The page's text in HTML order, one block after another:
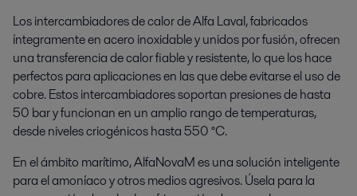
Los intercambiadores de calor de Alfa Laval, fabricados
íntegramente en acero inoxidable y unidos por fusión, ofrecen
una transferencia de calor fiable y resistente, lo que los hace
perfectos para aplicaciones en las que debe evitarse el uso de
cobre. Estos intercambiadores soportan presiones de hasta
50 bar y funcionan en un amplio rango de temperaturas,
desde niveles criogénicos hasta 550 °C.
En el ámbito marítimo, AlfaNovaM es una solución inteligente
para el amoníaco y otros medios agresivos. Úsela para la